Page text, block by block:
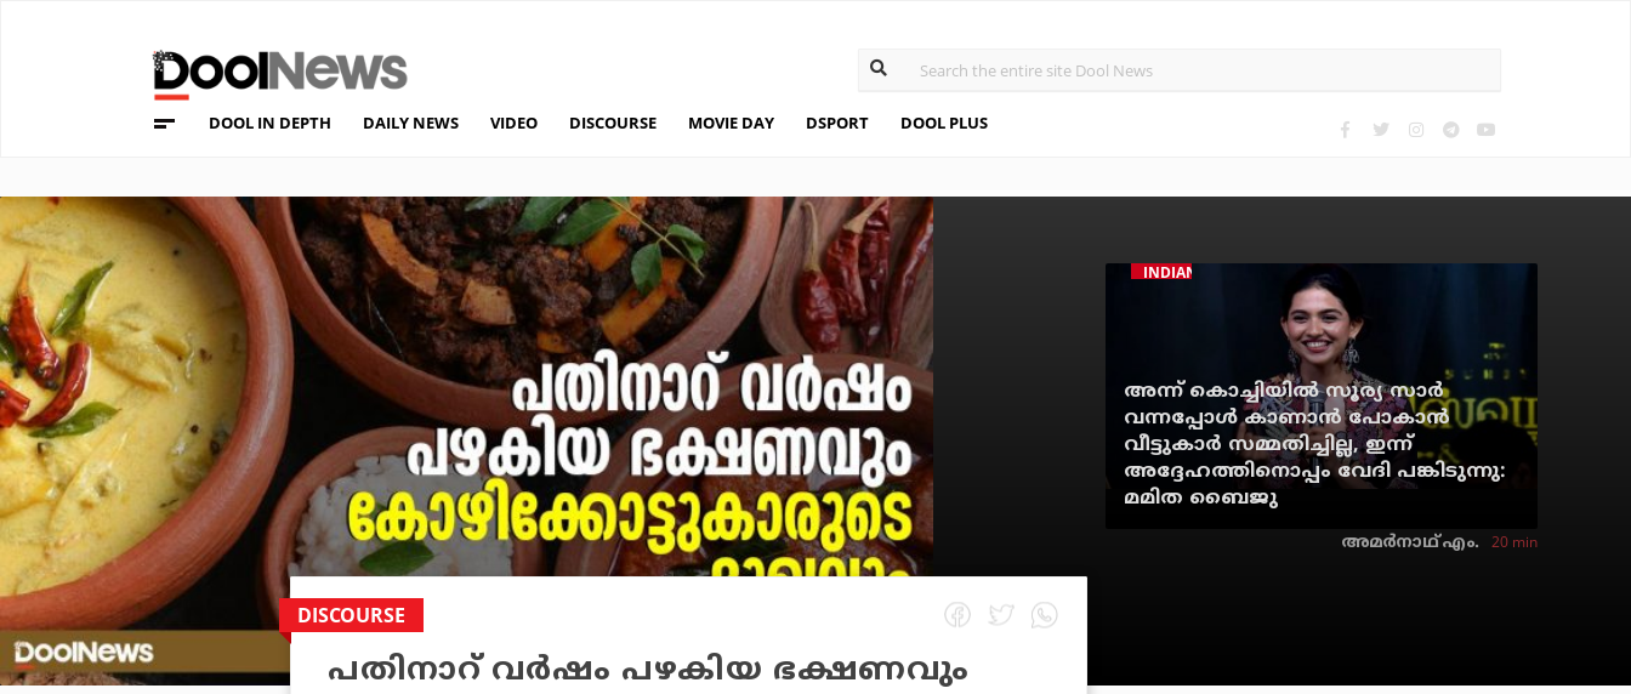
DOOL IN DEPTH DAILY NEWS VIDEO DISCOURSE MOVIE DAY DSPORT DOOL PLUS
INDIAN CINEMA
അന്ന് കൊച്ചിയില്‍ സൂര്യ സാര്‍
വന്നപ്പോള്‍ കാണാന്‍ പോകാന്‍
വീട്ടുകാര്‍ സമ്മതിച്ചില്ല, ഇന്ന്
അദ്ദേഹത്തിനൊപ്പം വേദി പങ്കിടുന്നു:
മമിത ബൈജു
അമര്‍നാഥ് എം. 20 min
DISCOURSE
പതിനാറ് വര്‍ഷം പഴകിയ ഭക്ഷണവും